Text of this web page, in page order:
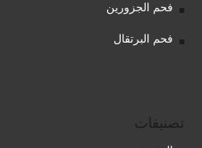
فحم الجزورين
فحم البرتقال
تصنيفات